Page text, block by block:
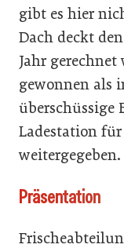
gibt es hier
Dach deckt
Jahr
gewonnen als
überschüssige
Ladestation
weitergegeben.
Präsentation